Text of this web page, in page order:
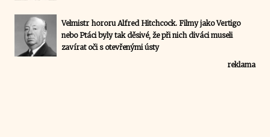
Velmistr hororu Alfred Hitchcock. Filmy jako Vertigo
nebo Ptáci byly tak děsivé, že při nich diváci museli
zavírat oči s otevřenými ústy
reklama